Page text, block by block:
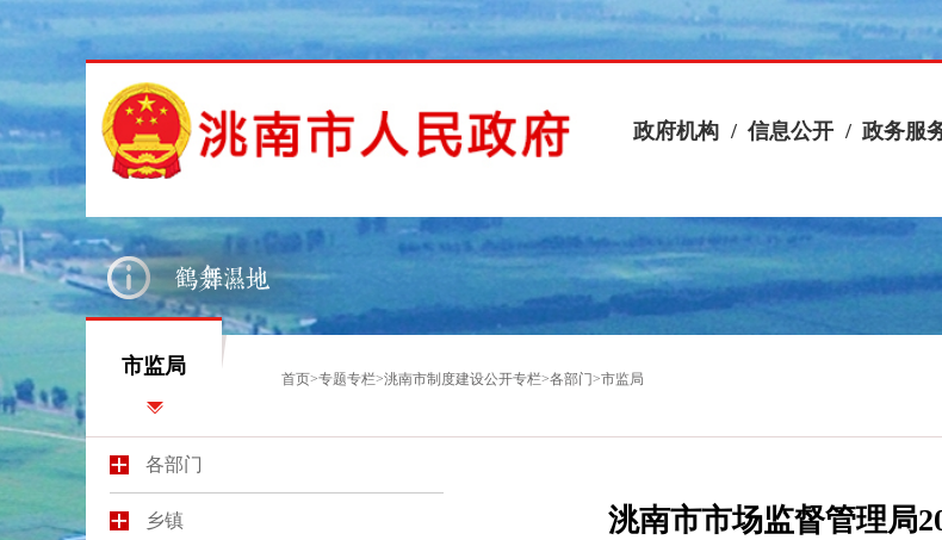
政府机构 / 信息公开 / 政务服
市监局
首页>专题专栏>洮南市制度建设公开专栏>各部门>市监局
各部门
乡镇 洮南市市场监督管理局